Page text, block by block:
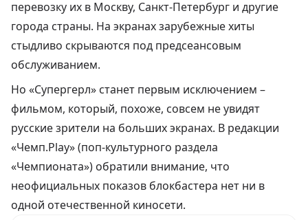
перевозку их в Москву, Санкт-Петербург и другие
города страны. На экранах зарубежные хиты
стыдливо скрываются под предсеансовым
обслуживанием.
Но «Супергерл» станет первым исключением –
фильмом, который, похоже, совсем не увидят
русские зрители на больших экранах. В редакции
«Чемп.Play» (поп-культурного раздела
«Чемпионата») обратили внимание, что
неофициальных показов блокбастера нет ни в
одной отечественной киносети.